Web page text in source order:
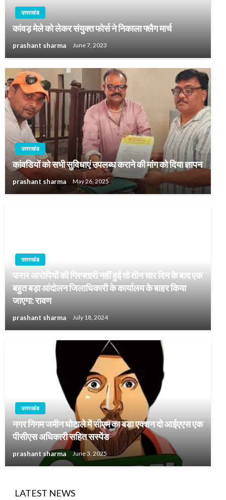
उत्तराखंड
कांवड़ मेले को लेकर संयुक्त फोर्स ने निकाला फ्लैग मार्च
prashant sharma June 7, 2023
उत्तराखंड
कांवडियों को सभी सुविधाएं उपलब्ध कराने की मांग को दिया ज्ञापन
prashant sharma May 26, 2025
उत्तराखंड
फरार आरोपियों की गिरफ्तारी नहीं हुई तो तीन चार दिन के बाद एक
बहुत बड़ा आंदोलन जिलाधिकारी के कार्यालय के बाहर किया
जाएगा: रावण
prashant sharma July 18, 2024
उत्तराखंड
नगर निगम जमीन घोटाले में सीएम का बडा एक्शन दो आईएएस एक
पीसीएस अधिकारी सहित सस्पेंड
prashant sharma June 3, 2025
LATEST NEWS